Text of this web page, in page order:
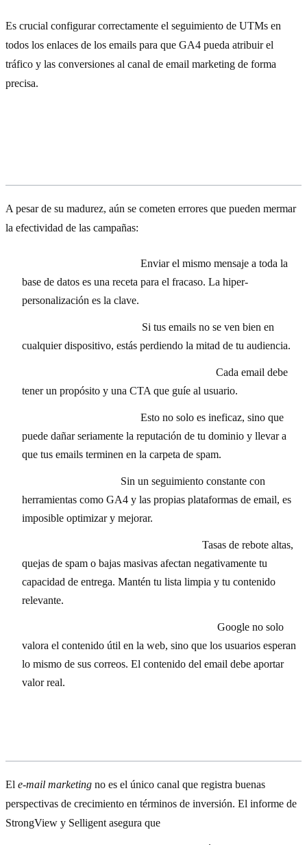
Es crucial configurar correctamente el seguimiento de UTMs en
todos los enlaces de los emails para que GA4 pueda atribuir el
tráfico y las conversiones al canal de email marketing de forma
precisa.
A pesar de su madurez, aún se cometen errores que pueden mermar
la efectividad de las campañas:
Enviar el mismo mensaje a toda la
base de datos es una receta para el fracaso. La hiper-
personalización es la clave.
Si tus emails no se ven bien en
cualquier dispositivo, estás perdiendo la mitad de tu audiencia.
Cada email debe
tener un propósito y una CTA que guíe al usuario.
Esto no solo es ineficaz, sino que
puede dañar seriamente la reputación de tu dominio y llevar a
que tus emails terminen en la carpeta de spam.
Sin un seguimiento constante con
herramientas como GA4 y las propias plataformas de email, es
imposible optimizar y mejorar.
Tasas de rebote altas,
quejas de spam o bajas masivas afectan negativamente tu
capacidad de entrega. Mantén tu lista limpia y tu contenido
relevante.
Google no solo
valora el contenido útil en la web, sino que los usuarios esperan
lo mismo de sus correos. El contenido del email debe aportar
valor real.
El e-mail marketing no es el único canal que registra buenas
perspectivas de crecimiento en términos de inversión. El informe de
StrongView y Selligent asegura que
.